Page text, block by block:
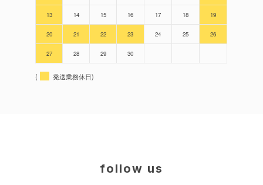
13 14 15 16 17 18 19
20 21 22 23 24 25 26
27 28 29 30
( 発送業務休日)
follow us